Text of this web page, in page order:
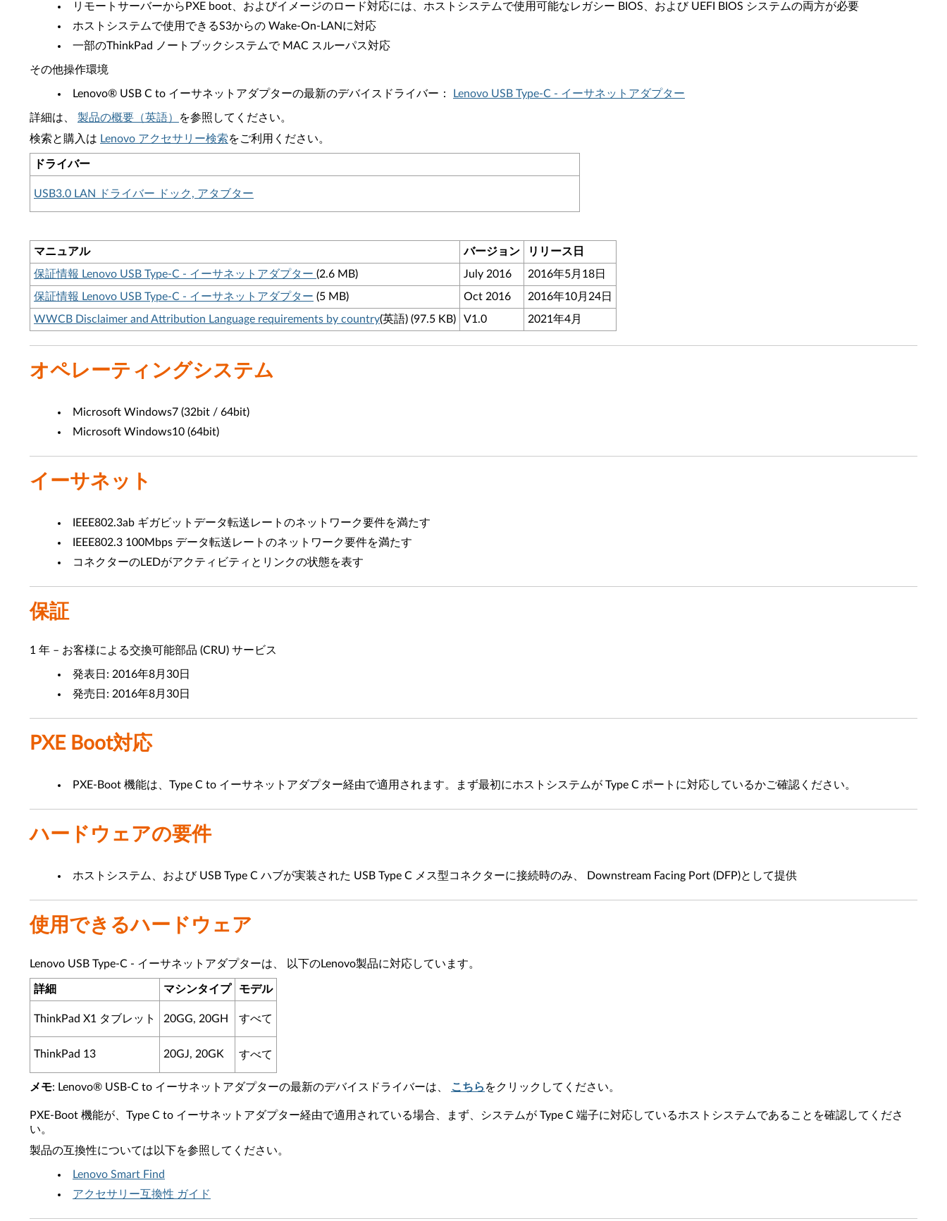
リモートサーバーからPXE boot、およびイメージのロード対応には、ホストシステムで使用可能なレガシー BIOS、および UEFI BIOS システムの両方が必要
ホストシステムで使用できるS3からの Wake-On-LANに対応
一部のThinkPad ノートブックシステムで MAC スルーパス対応
その他操作環境
Lenovo® USB C to イーサネットアダプターの最新のデバイスドライバー： Lenovo USB Type-C - イーサネットアダプター
詳細は、 製品の概要（英語）
を参照してください。
検索と購入は Lenovo アクセサリー検索をご利用ください。
ドライバー
USB3.0 LAN ドライバー ドック, アタブター
マニュアル バージョン
リリース日
保証情報 Lenovo USB Type-C - イーサネットアダプター (2.6 MB) July 2016
2016年5月18日
保証情報 Lenovo USB Type-C - イーサネットアダプター (5 MB) Oct 2016
2016年10月24日
WWCB Disclaimer and Attribution Language requirements by country(英語) (97.5 KB) V1.0 2021年4月
オペレーティングシステム
Microsoft Windows7 (32bit / 64bit)
Microsoft Windows10 (64bit)
イーサネット
IEEE802.3ab ギガビットデータ転送レートのネットワーク要件を満たす
IEEE802.3 100Mbps データ転送レートのネットワーク要件を満たす
コネクターのLEDがアクティビティとリンクの状態を表す
保証
1 年 – お客様による交換可能部品 (CRU) サービス
発表日: 2016年8月30日
発売日: 2016年8月30日
PXE Boot対応
PXE-Boot 機能は、Type C to イーサネットアダプター経由で適用されます。まず最初にホストシステムが Type C ポートに対応しているかご確認ください。
ハードウェアの要件
ホストシステム、および USB Type C ハブが実装された USB Type C メス型コネクターに接続時のみ、 Downstream Facing Port (DFP)として提供
使用できるハードウェア
Lenovo USB Type-C - イーサネットアダプターは、 以下のLenovo製品に対応しています。
詳細 マシンタイプ モデル
ThinkPad X1 タブレット 20GG, 20GH すべて
ThinkPad 13 20GJ, 20GK すべて
メモ: Lenovo® USB-C to イーサネットアダプターの最新のデバイスドライバーは、 こちら をクリックしてください。
PXE-Boot 機能が、Type C to イーサネットアダプター経由で適用されている場合、まず、システムが Type C 端子に対応しているホストシステムであることを確認してくださ
い。
製品の互換性については以下を参照してください。
Lenovo Smart Find
アクセサリー互換性 ガイド